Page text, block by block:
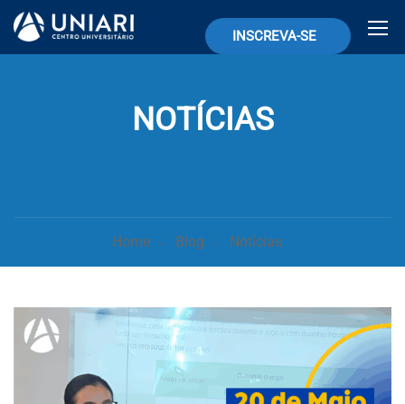
INSCREVA-SE
NOTÍCIAS
Home Blog Notícias